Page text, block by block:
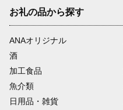
お礼の品から探す
ANAオリジナル
酒
加工食品
魚介類
日用品・雑貨